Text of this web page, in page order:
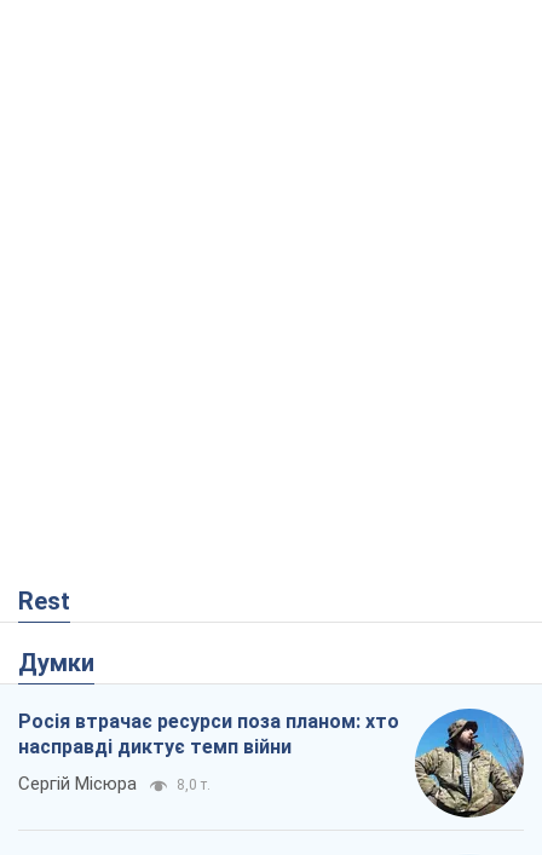
Rest
Думки
Росія втрачає ресурси поза планом: хто
насправді диктує темп війни
Сергій Місюра 8,0 т.